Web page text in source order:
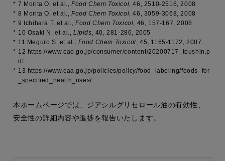
* 7 Morita O. et al., Food Chem Toxicol,46 , 2510-2516, 2008
* 8 Morita O. et al., Food Chem Toxicol,46 , 3059-3068, 2008
* 9 Ichihara T. et al.,Food Chem Toxicol, 46 , 157-167, 2008
* 10 Osaki N. et al., Lipids, 40, 281-286, 2005
* 11 Meguro S. et al., Food Chem Toxicol,45, 1165-1172, 2007
* 12 https://www.cao.go.jp/consumer/content/20200717_toushin.p
df
* 13 https://www.caa.go.jp/policies/policy/food_labeling/foods_for
_specified_health_uses/
本ホームページでは、ジアシルグリセロール油の有効性、
安全性の詳細内容や進捗を報告いたします。